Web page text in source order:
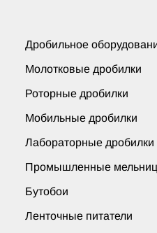
Дробильное
Молотковые дробилки
Роторные дробилки
Мобильные дробилки
Лабораторные дробилки
Промышленные
Бутобои
Ленточные питатели